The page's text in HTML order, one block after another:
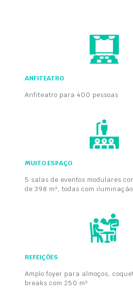
ANFITEATRO
Anfiteatro para 400 pessoas
MUITO ESPAÇO
5 salas de eventos modulares
de 398 m², todas com
REFEIÇÕES
Amplo foyer para almoços,
breaks com 250 m²